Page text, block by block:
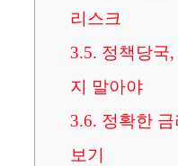
리스크
3.5. 정책당국
지 말아야
3.6. 정확한
보기